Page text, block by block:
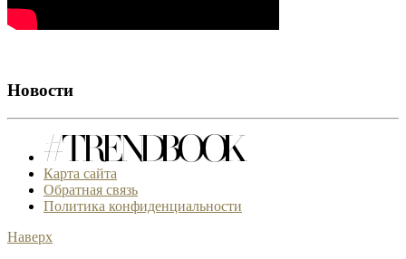
Новости
Карта сайта
Обратная связь
Политика конфиденциальности
Наверх